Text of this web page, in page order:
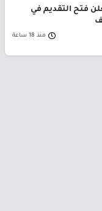
فتح التقديم في
منذ 18 ساعة